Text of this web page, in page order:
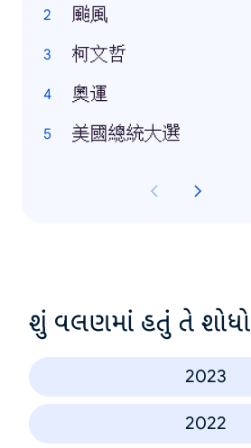
颱風
柯文哲
奧運
美國總統大選
શું વલણમાં હતું તે શોધો
2023
2022